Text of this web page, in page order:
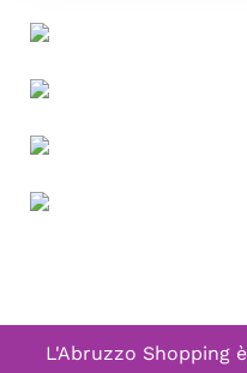
L'Abruzzo Shopping